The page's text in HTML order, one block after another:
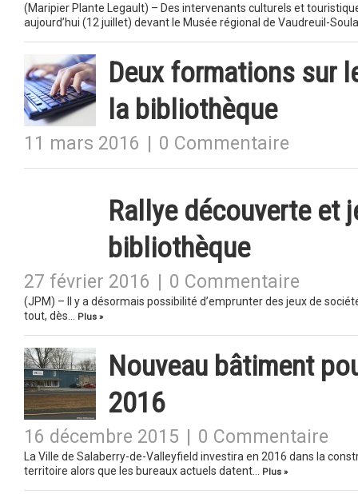
(Maripier Plante Legault) – Des intervenants culturels et
aujourd’hui (12 juillet) devant le Musée régional de Vaudreuil-
Deux formations sur
la bibliothèque
11 mars 2016 0 Commentaire
Rallye découverte et
bibliothèque
27 février 2016 0 Commentaire
(JPM) – Il y a désormais possibilité d’emprunter des jeux de
tout, dès…
Plus »
Nouveau bâtiment
2016
16 décembre 2015 0 Commentaire
La Ville de Salaberry-de-Valleyfield investira en 2016 dans la
territoire alors que les bureaux actuels datent…
Plus »